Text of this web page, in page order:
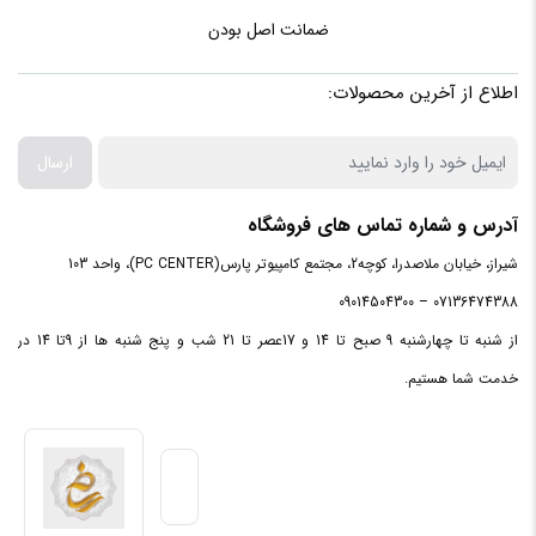
بدنه
قاب پشتی و جلویی از جنس شیشه
، فریم دور از جنس پلاستیک
مشخصات پردازنده
تراشه(چیپست)
Qualcomm SM7125
Snapdragon 720G
پردازنده مرکزی
Octa-core (2x2.3 GHz
یک 2 هسته ای و یک 6
ضمانت اصل بودن
اطلاع از آخرین محصولات:
ارسال
آدرس و شماره تماس های فروشگاه
شیراز، خیابان ملاصدرا، کوچه2، مجتمع کامپیوتر پارس(PC CENTER)، واحد 103
07136474388 – 09014504300
از شنبه تا چهارشنبه 9 صبح تا 14 و 17عصر تا 21 شب و پنج شنبه ها از 9تا 14 در
خدمت شما هستیم.